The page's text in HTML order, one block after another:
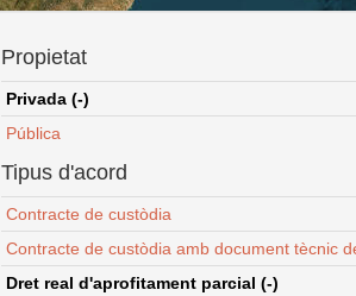
Propietat
Privada (-)
Pública
Tipus d'acord
Contracte de custòdia
Contracte de custòdia amb document tècnic
Dret real d'aprofitament parcial (-)